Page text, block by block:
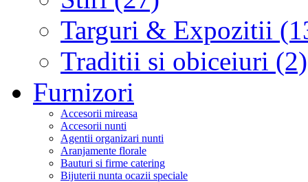
Targuri & Expozitii
Traditii si obiceiuri (2)
Furnizori
Accesorii mireasa
Accesorii nunti
Agentii organizari nunti
Aranjamente florale
Bauturi si firme catering
Bijuterii nunta ocazii speciale